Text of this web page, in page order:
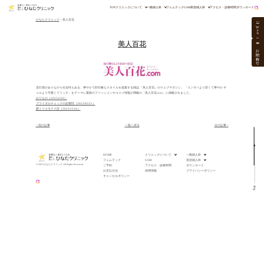
TOPクリニックについて 一般婦人科 フェムテックGSM美容婦人科 アクセス・診療時間ダウンロード
ひなたクリニック > 美人百花
美人百花
流行感がありながら社会性もある、華やかで好印象なスタイルを提案する雑誌 『美人百花』のウェブマガジン。 「コンサバより若くて華やか ギ
ャルより可愛くてリッチ」をテーマに最新のファッションやコスメ情報が満載の「美人百花.com」に掲載されました。
おりもの（2023/2/20）
ブライダルチェックの必要性（2023/02/21）
膣トリコモナス症（2022/12/26）
< 前の記事 一覧へ戻る 次の記事 >
W
e
b
お問い合わせ
Top
© 2025 ひなたクリニック All Rights Reserved.
HOME クリニックについて
一般婦人科
フェムテック
GSM
美容婦人科
ご予約
アクセス・診療時間
ダウンロード
お支払方法
採用情報
プライバシーポリシー
キャンセルポリシー